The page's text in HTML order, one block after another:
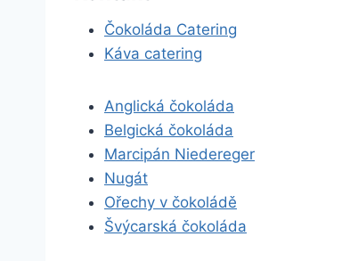
Čokoláda Catering
Káva catering
Anglická čokoláda
Belgická čokoláda
Marcipán Niedereger
Nugát
Ořechy v čokoládě
Švýcarská čokoláda